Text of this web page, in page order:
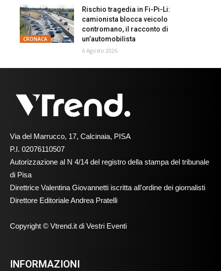
CRONACA
Rischio tragedia in Fi-Pi-Li:
camionista blocca veicolo
contromano, il racconto di
un’automobilista
6 Agosto 2026
Via del Marrucco, 17, Calcinaia, PISA
P.I. 02076110507
Autorizzazione al N 4/14 del registro della stampa del tribunale
di Pisa
Direttrice Valentina Giovannetti iscritta all'ordine dei giornalisti
Direttore Editoriale Andrea Pratelli
Copyright © Vtrend.it di Vestri Eventi
INFORMAZIONI